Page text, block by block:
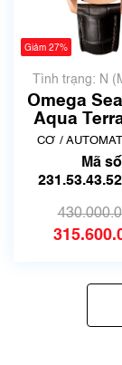
Giảm 27%
Tình trạng: N
chưa qua
Omega
Aqua
| Hàng
CƠ /
Mã